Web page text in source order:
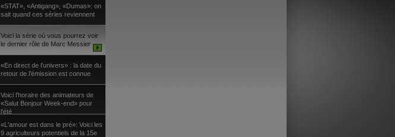
«STAT», «Antigang», «Dumas»: on
sait quand ces séries reviennent
Voici la série où vous pourrez voir
le dernier rôle de Marc Messier
«En direct de l’univers» : la date du
retour de l’émission est connue
Voici l'horaire des animateurs de
«Salut Bonjour Week-end» pour
l'été
«L'amour est dans le pré»: Voici les
9 agriculteurs potentiels de la 15e